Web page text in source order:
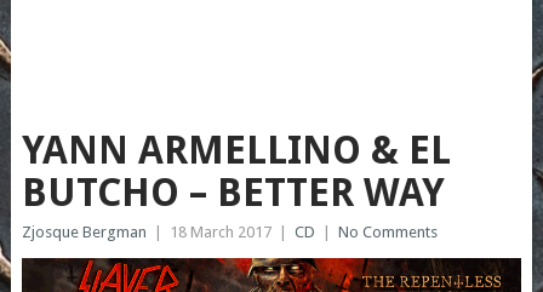
YANN ARMELLINO & EL
BUTCHO – BETTER WAY
Zjosque Bergman 18 March 2017 CD No Comments